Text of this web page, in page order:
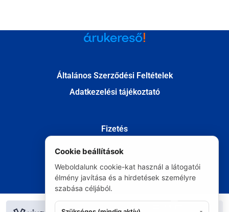
Általános Szerződési Feltételek
Adatkezelési tájékoztató
Fizetés
Kapcsolat
Elállás
© Minden jog fenntartva 2020
Cookie beállítások
Weboldalunk cookie-kat használ a látogatói
élmény javítása és a hirdetések személyre
szabása céljából.